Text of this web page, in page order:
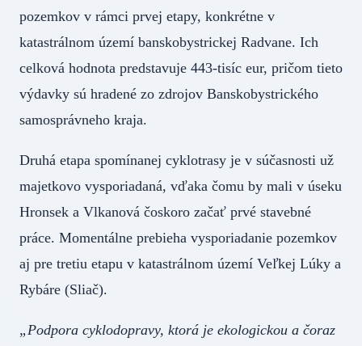
pozemkov v rámci prvej etapy, konkrétne v
katastrálnom území banskobystrickej Radvane. Ich
celková hodnota predstavuje 443-tisíc eur, pričom tieto
výdavky sú hradené zo zdrojov Banskobystrického
samosprávneho kraja.
Druhá etapa spomínanej cyklotrasy je v súčasnosti už
majetkovo vysporiadaná, vďaka čomu by mali v úseku
Hronsek a Vlkanová čoskoro začať prvé stavebné
práce. Momentálne prebieha vysporiadanie pozemkov
aj pre tretiu etapu v katastrálnom území Veľkej Lúky a
Rybáre (Sliač).
„Podpora cyklodopravy, ktorá je ekologickou a čoraz